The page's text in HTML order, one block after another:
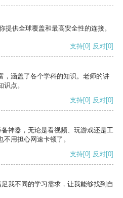
提供全球覆盖和最高安全性的连接。
支持[0] 反对[0]
，涵盖了各个学科的知识。老师的讲
点。
支持[0] 反对[0]
神器，无论是看视频、玩游戏还是工
用担心网速卡顿了。
支持[0] 反对[0]
我不同的学习需求，让我能够找到自